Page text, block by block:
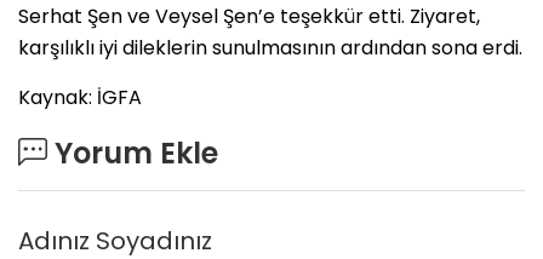
Serhat Şen ve Veysel Şen’e teşekkür etti. Ziyaret,
karşılıklı iyi dileklerin sunulmasının ardından sona erdi.
Kaynak: İGFA
Yorum Ekle
Adınız Soyadınız